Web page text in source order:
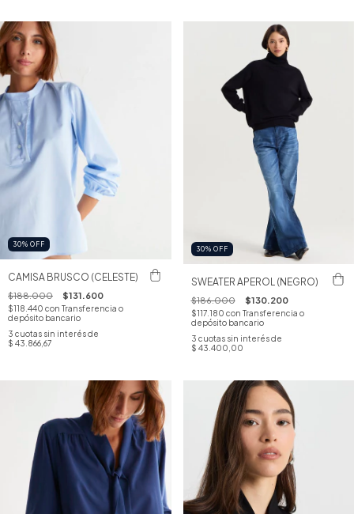
30% OFF
CAMISA BRUSCO (CELESTE)
$188.000 $131.600
$118.440 con Transferencia o
depósito bancario
3 cuotas sin interés de
$ 43.866,67
30% OFF
SWEATER APEROL (NEGRO)
$186.000 $130.200
$117.180 con Transferencia o
depósito bancario
3 cuotas sin interés de
$ 43.400,00